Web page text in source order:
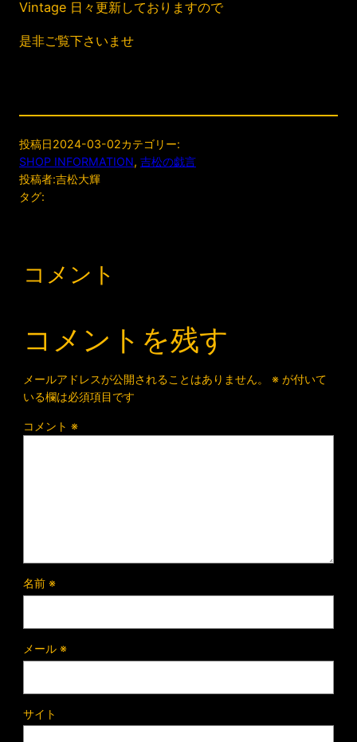
Vintage 日々更新しておりますので
是非ご覧下さいませ
投稿日2024-03-02カテゴリー:
SHOP INFORMATION, 吉松の戯言
投稿者:吉松大輝
タグ:
コメント
コメントを残す
メールアドレスが公開されることはありません。 ※が付いて
いる欄は必須項目です
コメント ※
名前 ※
メール ※
サイト